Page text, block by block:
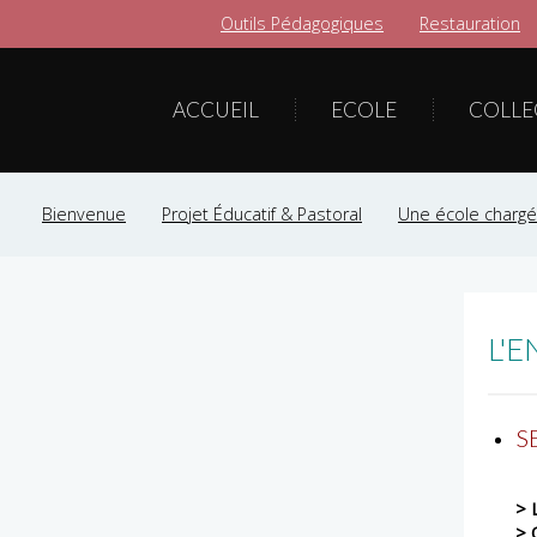
Outils Pédagogiques Restauration
ACCUEIL ECOLE
Bienvenue Projet Éducatif & Pastoral Une école
>